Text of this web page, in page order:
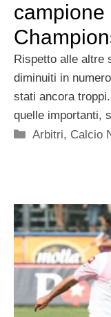
campione
Rispetto alle altre
diminuiti in
stati ancora
quelle importanti,
Categorie
Arbitri, Calcio